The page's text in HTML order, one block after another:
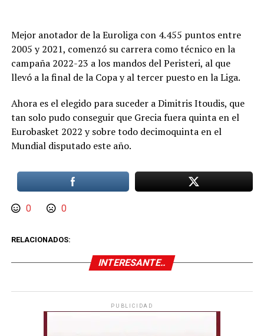
Mejor anotador de la Euroliga con 4.455 puntos entre
2005 y 2021, comenzó su carrera como técnico en la
campaña 2022-23 a los mandos del Peristeri, al que
llevó a la final de la Copa y al tercer puesto en la Liga.
Ahora es el elegido para suceder a Dimitris Itoudis, que
tan solo pudo conseguir que Grecia fuera quinta en el
Eurobasket 2022 y sobre todo decimoquinta en el
Mundial disputado este año.
0 0
RELACIONADOS:
INTERESANTE..
PUBLICIDAD